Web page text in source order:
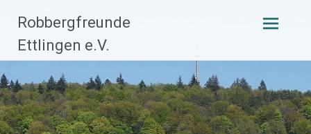
Robbergfreunde
Ettlingen e.V.
Zum
Inhalt